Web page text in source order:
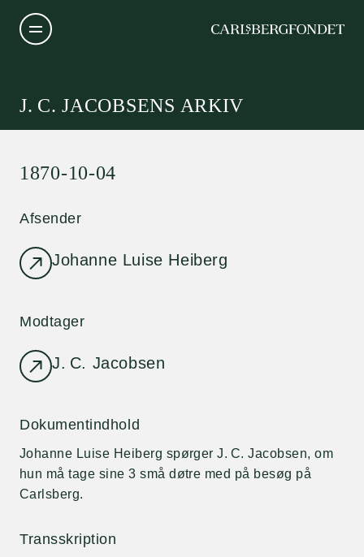
J. C. JACOBSENS ARKIV
1870-10-04
Afsender
Johanne Luise Heiberg
Modtager
J. C. Jacobsen
Dokumentindhold
Johanne Luise Heiberg spørger J. C. Jacobsen, om
hun må tage sine 3 små døtre med på besøg på
Carlsberg.
Transskription